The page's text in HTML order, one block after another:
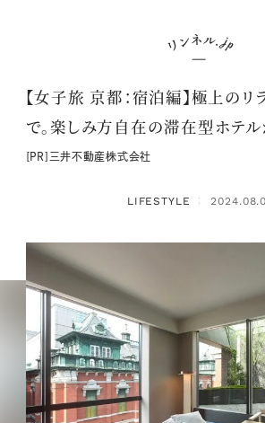
【女子旅 京都：宿泊編】極上のリ
で。楽しみ方自在の滞在型ホテ
[PR]三井不動産株式会社
LIFESTYLE ：